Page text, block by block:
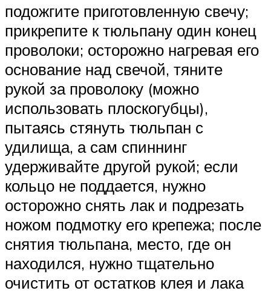
подожгите приготовленную свечу;
прикрепите к тюльпану один конец
проволоки; осторожно нагревая его
основание над свечой, тяните
рукой за проволоку (можно
использовать плоскогубцы),
пытаясь стянуть тюльпан с
удилища, а сам спиннинг
удерживайте другой рукой; если
кольцо не поддается, нужно
осторожно снять лак и подрезать
ножом подмотку его крепежа; после
снятия тюльпана, место, где он
находился, нужно тщательно
очистить от остатков клея и лака